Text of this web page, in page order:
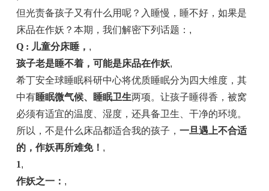
但光责备孩子又有什么用呢？入睡慢，睡不好，如果是
床品在作妖？本期，我们解密下列话题： ,
Q : 儿童分床睡， ,
孩子老是睡不着，可能是床品在作妖,
希丁安全球睡眠科研中心将优质睡眠分为四大维度，其
中有睡眠微气候、睡眠卫生两项。让孩子睡得香，被窝
必须有适宜的温度、湿度，还具备卫生、干净的环境。
所以，不是什么床品都适合我的孩子， 一旦遇上不合适
的， 作妖再所难免！ ,
1,
作妖之一： ,